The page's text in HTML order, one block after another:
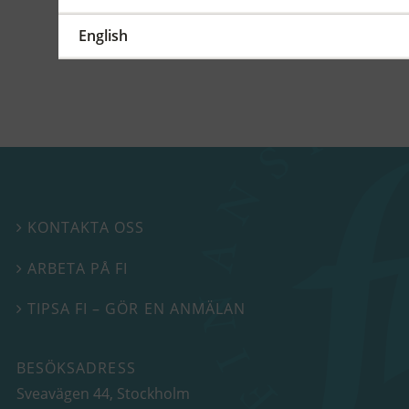
English
 KONTAKTA OSS
 ARBETA PÅ FI
TIPSA FI – GÖR EN ANMÄLAN
BESÖKSADRESS
Sveavägen 44, Stockholm